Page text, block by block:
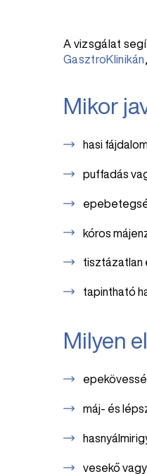
A vizsgálat
GasztroKlinikán
Mikor
hasi
puffadás
kóros
tisztázatlan
tapintható
Milyen
máj- és
vesekő